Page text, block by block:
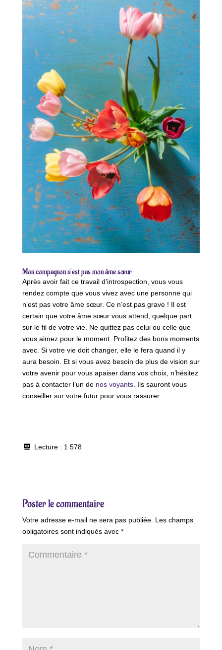
Mon compagnon n’est pas mon âme sœur
Après avoir fait ce travail d’introspection, vous vous
rendez compte que vous vivez avec une personne qui
n’est pas votre âme sœur. Ce n’est pas grave ! Il est
certain que votre âme sœur vous attend, quelque part
sur le fil de votre vie. Ne quittez pas celui ou celle que
vous aimez pour le moment. Profitez des bons moments
avec. Si votre vie doit changer, elle le fera quand il y
aura besoin. Et si vous avez besoin de plus de vision sur
votre avenir pour vous apaiser dans vos choix, n’hésitez
pas à contacter l’un de nos voyants. Ils sauront vous
conseiller sur votre futur pour vous rassurer.
Lecture : 1 578
Poster le commentaire
Votre adresse e-mail ne sera pas publiée. Les champs
obligatoires sont indiqués avec *